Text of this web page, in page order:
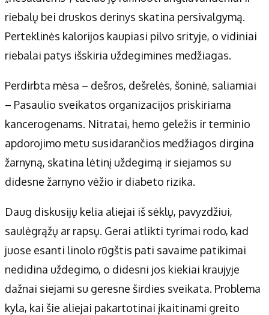
riebalų bei druskos derinys skatina persivalgymą.
Perteklinės kalorijos kaupiasi pilvo srityje, o vidiniai
riebalai patys išskiria uždegimines medžiagas.
Perdirbta mėsa – dešros, dešrelės, šoninė, saliamiai
– Pasaulio sveikatos organizacijos priskiriama
kancerogenams. Nitratai, hemo geležis ir terminio
apdorojimo metu susidarančios medžiagos dirgina
žarnyną, skatina lėtinį uždegimą ir siejamos su
didesne žarnyno vėžio ir diabeto rizika.
Daug diskusijų kelia aliejai iš sėklų, pavyzdžiui,
saulėgrąžų ar rapsų. Gerai atlikti tyrimai rodo, kad
juose esanti linolo rūgštis pati savaime patikimai
nedidina uždegimo, o didesni jos kiekiai kraujyje
dažnai siejami su geresne širdies sveikata. Problema
kyla, kai šie aliejai pakartotinai įkaitinami greito